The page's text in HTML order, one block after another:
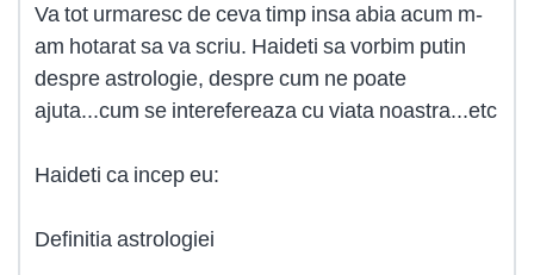
Va tot urmaresc de ceva timp insa abia acum m-
am hotarat sa va scriu. Haideti sa vorbim putin
despre astrologie, despre cum ne poate
ajuta...cum se interefereaza cu viata noastra...etc
Haideti ca incep eu:
Definitia astrologiei